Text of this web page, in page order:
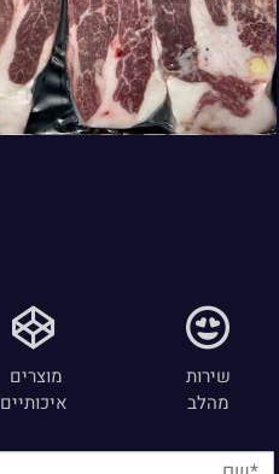
שירות
מהלב
מוצרים
איכותיים